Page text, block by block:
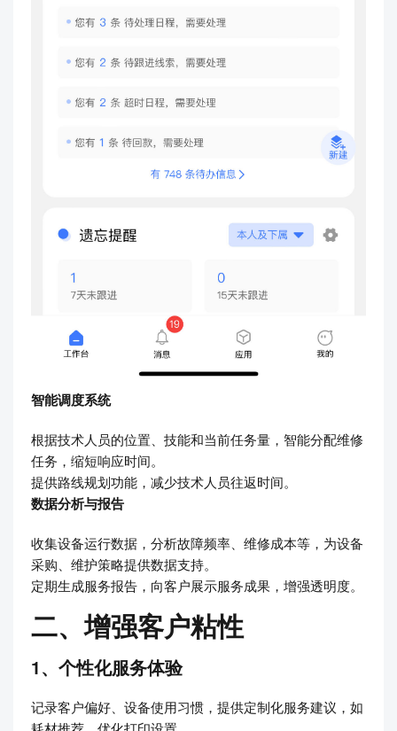
智能调度系统
根据技术人员的位置、技能和当前任务量，智能分配维修
任务，缩短响应时间。
提供路线规划功能，减少技术人员往返时间。
数据分析与报告
收集设备运行数据，分析故障频率、维修成本等，为设备
采购、维护策略提供数据支持。
定期生成服务报告，向客户展示服务成果，增强透明度。
二、增强客户粘性
1、个性化服务体验
记录客户偏好、设备使用习惯，提供定制化服务建议，如